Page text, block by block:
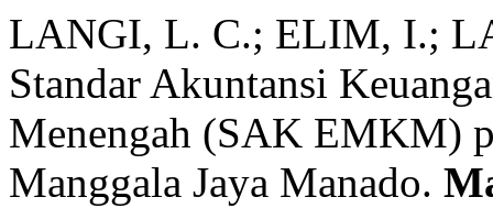
LANGI, L. C.; ELIM, I.;
Standar Akuntansi
Menengah (SAK EMKM)
Manggala Jaya Manado.